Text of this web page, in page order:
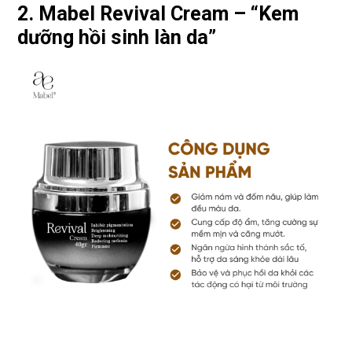
2. Mabel Revival Cream – “Kem
dưỡng hồi sinh làn da”